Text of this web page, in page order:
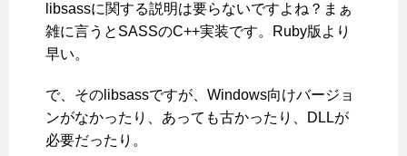
libsassに関する説明は要らないですよね？まぁ
雑に言うとSASSのC++実装です。Ruby版より
早い。
で、そのlibsassですが、Windows向けバージョ
ンがなかったり、あっても古かったり、DLLが
必要だったり。